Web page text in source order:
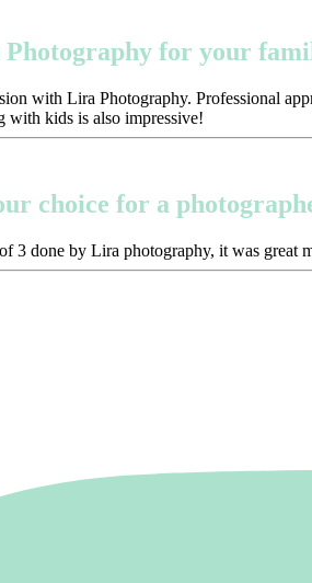
for your
with Lira Photography. Professional
with kids is also impressive!
choice for a
3 done by Lira photography, it was great